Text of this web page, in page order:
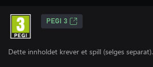
PEGI 3
Dette innholdet krever et spill (selges separat).